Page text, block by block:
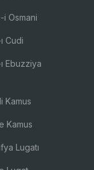
i Osmani
Cudi
Ebuzziya
Kamus
Kamus
Lugatı